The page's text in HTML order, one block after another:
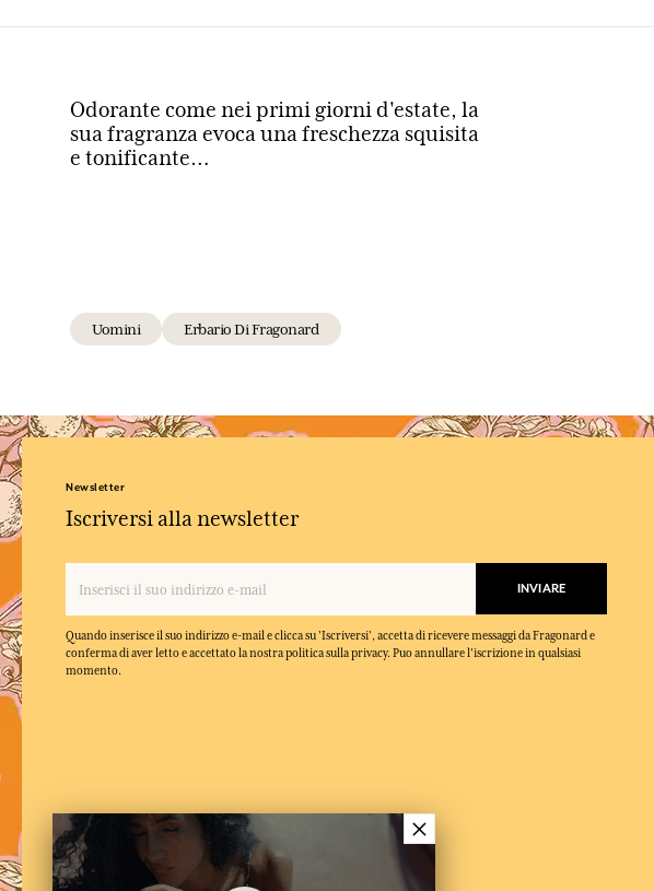
Odorante come nei primi giorni d'estate, la
sua fragranza evoca una freschezza squisita
e tonificante…
Uomini Erbario Di Fragonard
Newsletter
Iscriversi alla newsletter
INVIARE
Quando inserisce il suo indirizzo e-mail e clicca su 'Iscriversi', accetta di ricevere messaggi da Fragonard e
conferma di aver letto e accettato la nostra politica sulla privacy. Puo annullare l'iscrizione in qualsiasi
momento.
×